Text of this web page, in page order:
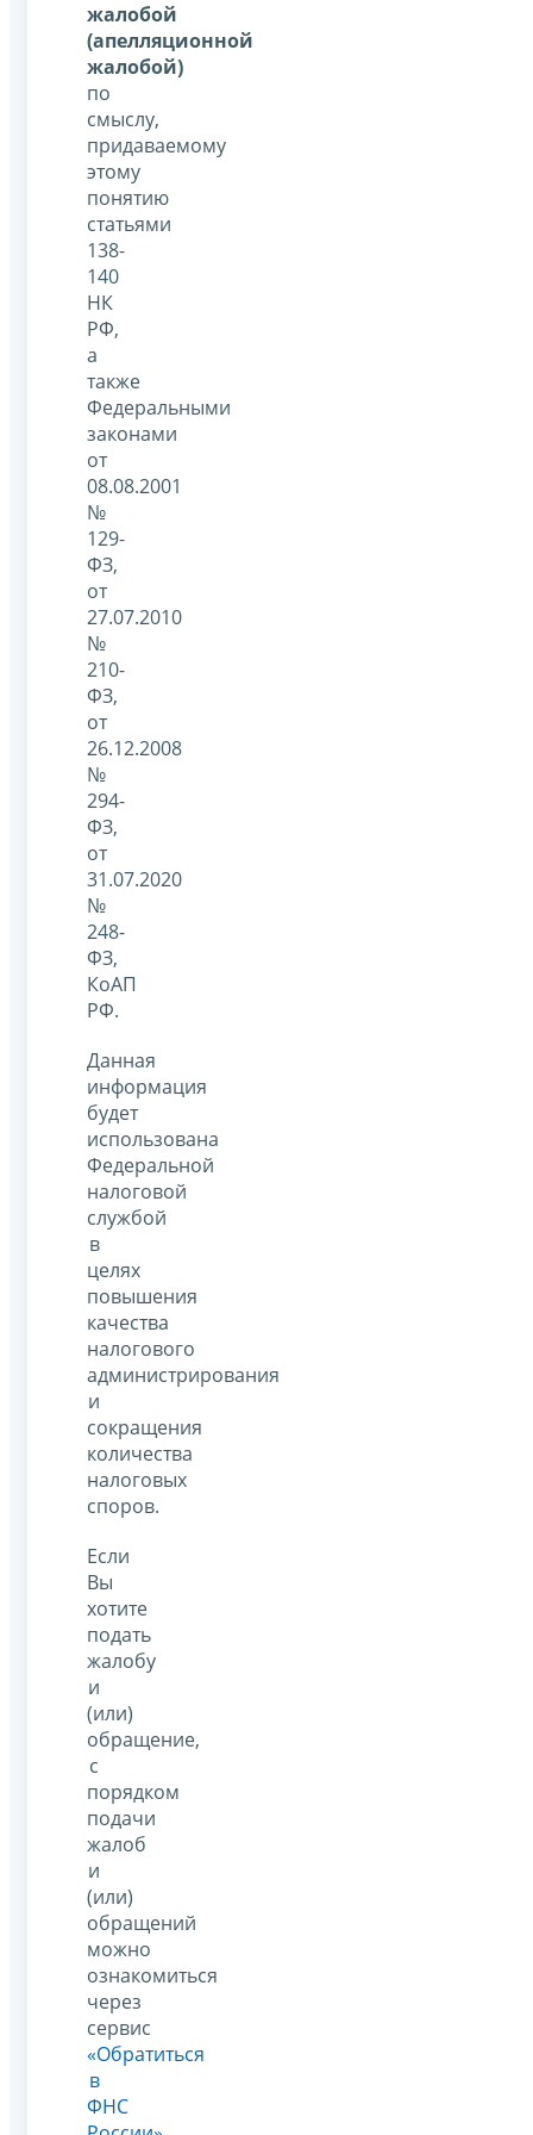
жалобой
(апелляционной
жалобой)
по
смыслу,
придаваемому
этому
понятию
статьями
138-
140
НК
РФ,
а
также
Федеральными
законами
от
08.08.2001
№
129-
ФЗ,
от
27.07.2010
№
210-
ФЗ,
от
26.12.2008
№
294-
ФЗ,
от
31.07.2020
№
248-
ФЗ,
КоАП
РФ.
Данная
информация
будет
использована
Федеральной
налоговой
службой
в
целях
повышения
качества
налогового
администрирования
и
сокращения
количества
налоговых
споров.
Если
Вы
хотите
подать
жалобу
и
(или)
обращение,
с
порядком
подачи
жалоб
и
(или)
обращений
можно
ознакомиться
через
сервис
«Обратиться
в
ФНС